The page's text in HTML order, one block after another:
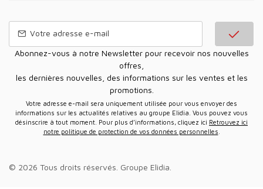
Abonnez-vous à notre Newsletter pour recevoir nos nouvelles
offres,
les dernières nouvelles, des informations sur les ventes et les
promotions.
Votre adresse e-mail sera uniquement utilisée pour vous envoyer des
informations sur les actualités relatives au groupe Elidia. Vous pouvez vous
désinscrire à tout moment. Pour plus d’informations, cliquez ici Retrouvez ici
notre politique de protection de vos données personnelles
© 2026 Tous droits réservés. Groupe Elidia